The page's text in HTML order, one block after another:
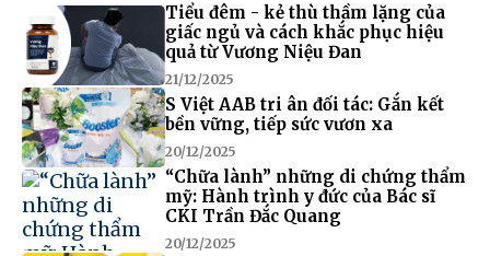
Tiểu đêm - kẻ thù thầm lặng của
giấc ngủ và cách khắc phục hiệu
quả từ Vương Niệu Đan
21/12/2025
S Việt AAB tri ân đối tác: Gắn kết
bền vững, tiếp sức vươn xa
20/12/2025
“Chữa lành” những di chứng thẩm
mỹ: Hành trình y đức của Bác sĩ
CKI Trần Đắc Quang
20/12/2025